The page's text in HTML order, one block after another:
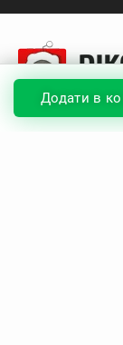
Додати в